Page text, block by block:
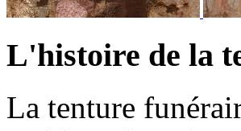
L'histoire de la
La tenture